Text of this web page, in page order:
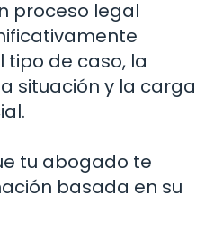
proceso legal
de caso, la
situación y la carga
tu abogado te
basada en su